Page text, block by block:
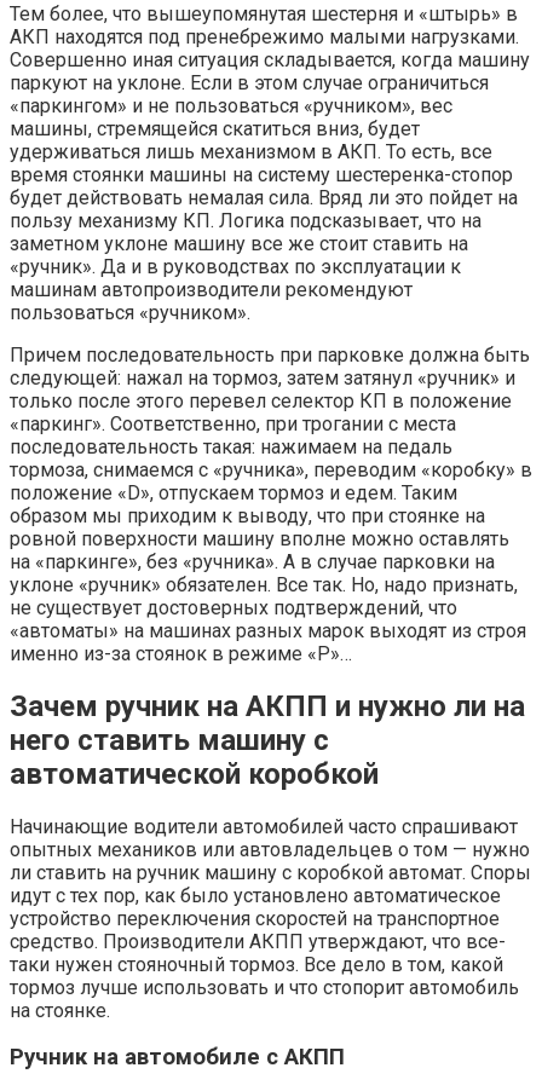
Тем более, что вышеупомянутая шестерня и «штырь» в
АКП находятся под пренебрежимо малыми нагрузками.
Совершенно иная ситуация складывается, когда машину
паркуют на уклоне. Если в этом случае ограничиться
«паркингом» и не пользоваться «ручником», вес
машины, стремящейся скатиться вниз, будет
удерживаться лишь механизмом в АКП. То есть, все
время стоянки машины на систему шестеренка-стопор
будет действовать немалая сила. Вряд ли это пойдет на
пользу механизму КП. Логика подсказывает, что на
заметном уклоне машину все же стоит ставить на
«ручник». Да и в руководствах по эксплуатации к
машинам автопроизводители рекомендуют
пользоваться «ручником».
Причем последовательность при парковке должна быть
следующей: нажал на тормоз, затем затянул «ручник» и
только после этого перевел селектор КП в положение
«паркинг». Соответственно, при трогании с места
последовательность такая: нажимаем на педаль
тормоза, снимаемся с «ручника», переводим «коробку» в
положение «D», отпускаем тормоз и едем. Таким
образом мы приходим к выводу, что при стоянке на
ровной поверхности машину вполне можно оставлять
на «паркинге», без «ручника». А в случае парковки на
уклоне «ручник» обязателен. Все так. Но, надо признать,
не существует достоверных подтверждений, что
«автоматы» на машинах разных марок выходят из строя
именно из-за стоянок в режиме «Р»…
Зачем ручник на АКПП и нужно ли на
него ставить машину с
автоматической коробкой
Начинающие водители автомобилей часто спрашивают
опытных механиков или автовладельцев о том — нужно
ли ставить на ручник машину с коробкой автомат. Споры
идут с тех пор, как было установлено автоматическое
устройство переключения скоростей на транспортное
средство. Производители АКПП утверждают, что все-
таки нужен стояночный тормоз. Все дело в том, какой
тормоз лучше использовать и что стопорит автомобиль
на стоянке.
Ручник на автомобиле с АКПП